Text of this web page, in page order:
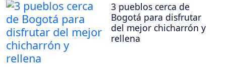
3 pueblos cerca de
Bogotá para disfrutar
del mejor chicharrón y
rellena